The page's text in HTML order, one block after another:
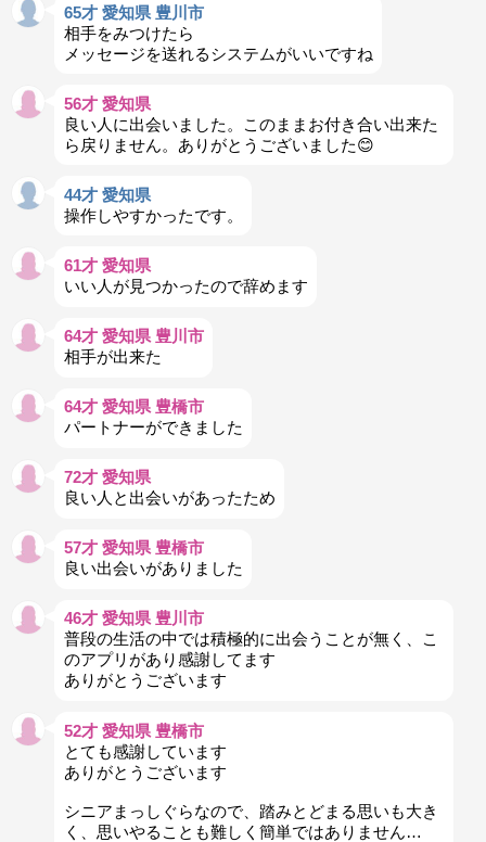
65才 愛知県 豊川市
相手をみつけたら
メッセージを送れるシステムがいいですね
56才 愛知県
良い人に出会いました。このままお付き合い出来た
ら戻りません。ありがとうございました😊
44才 愛知県
操作しやすかったです。
61才 愛知県
いい人が見つかったので辞めます
64才 愛知県 豊川市
相手が出来た
64才 愛知県 豊橋市
パートナーができました
72才 愛知県
良い人と出会いがあったため
57才 愛知県 豊橋市
良い出会いがありました
46才 愛知県 豊川市
普段の生活の中では積極的に出会うことが無く、こ
のアプリがあり感謝してます
ありがとうございます
52才 愛知県 豊橋市
とても感謝しています
ありがとうございます
シニアまっしぐらなので、踏みとどまる思いも大き
く、思いやることも難しく簡単ではありません…